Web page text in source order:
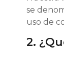
se
uso de
2.